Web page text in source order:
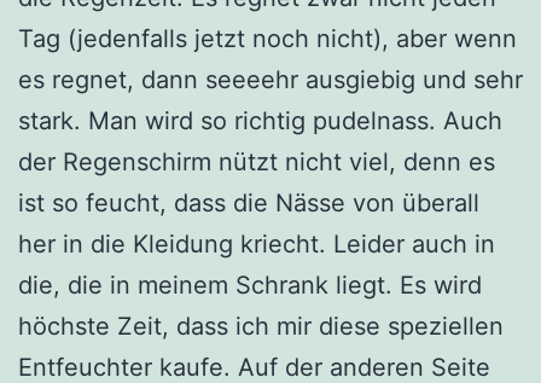
Tag (jedenfalls jetzt noch nicht), aber wenn
es regnet, dann seeeehr ausgiebig und sehr
stark. Man wird so richtig pudelnass. Auch
der Regenschirm nützt nicht viel, denn es
ist so feucht, dass die Nässe von überall
her in die Kleidung kriecht. Leider auch in
die, die in meinem Schrank liegt. Es wird
höchste Zeit, dass ich mir diese speziellen
Entfeuchter kaufe. Auf der anderen Seite